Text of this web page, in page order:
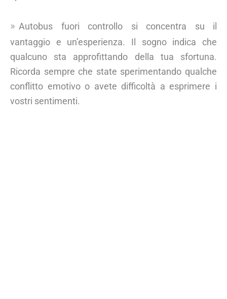
Autobus fuori controllo si concentra su il
vantaggio e un’esperienza. Il sogno indica che
qualcuno sta approfittando della tua sfortuna.
Ricorda sempre che state sperimentando qualche
conflitto emotivo o avete difficoltà a esprimere i
vostri sentimenti.